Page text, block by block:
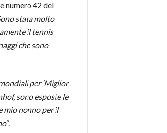
numero 42 del
stata molto
il tennis
che sono
per ‘Miglior
sono esposte le
mio nonno per il
“.